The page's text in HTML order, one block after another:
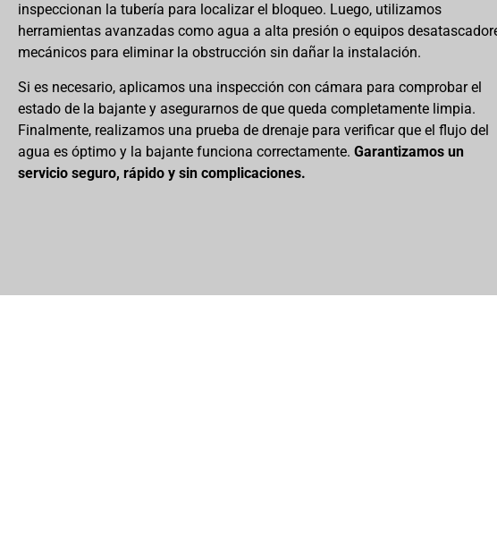
inspeccionan la tubería para localizar el bloqueo. Luego, utilizamos
herramientas avanzadas como agua a alta presión o equipos
mecánicos para eliminar la obstrucción sin dañar la instalación.
Si es necesario, aplicamos una inspección con cámara para comprobar el
estado de la bajante y asegurarnos de que queda completamente limpia.
Finalmente, realizamos una prueba de drenaje para verificar que el flujo del
agua es óptimo y la bajante funciona correctamente. Garantizamos un
servicio seguro, rápido y sin complicaciones.